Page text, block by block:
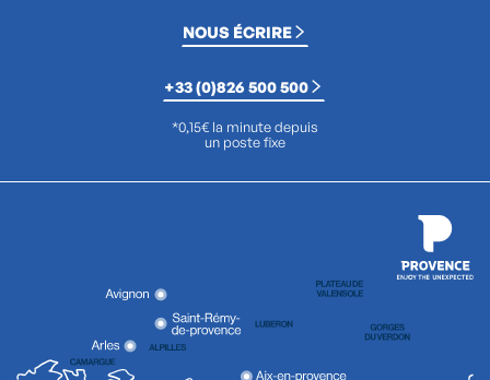
NOUS ÉCRIRE
+33 (0)826 500 500
*0,15€ la minute depuis
un poste fixe